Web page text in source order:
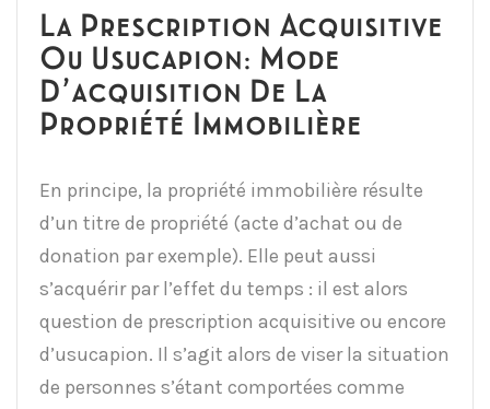
La Prescription Acquisitive
Ou Usucapion: Mode
D’acquisition De La
Propriété Immobilière
En principe, la propriété immobilière résulte
d’un titre de propriété (acte d’achat ou de
donation par exemple). Elle peut aussi
s’acquérir par l’effet du temps : il est alors
question de prescription acquisitive ou encore
d’usucapion. Il s’agit alors de viser la situation
de personnes s’étant comportées comme